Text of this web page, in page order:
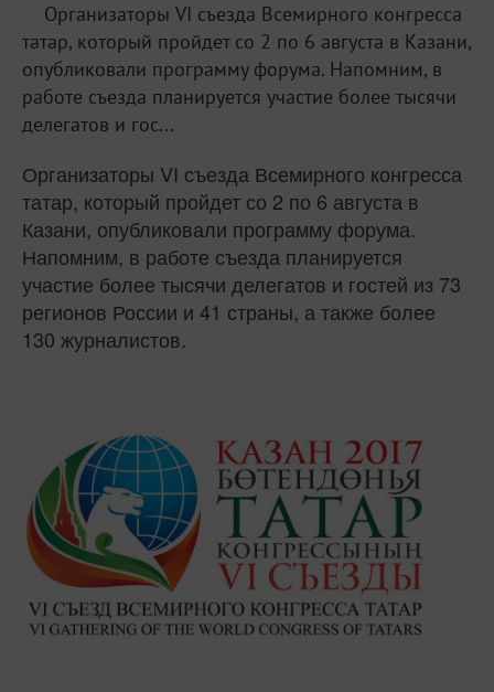
Организаторы VI съезда Всемирного конгресса
татар, который пройдет со 2 по 6 августа в Казани,
опубликовали программу форума. Напомним, в
работе съезда планируется участие более тысячи
делегатов и гос...
Организаторы VI съезда Всемирного конгресса
татар, который пройдет со 2 по 6 августа в
Казани, опубликовали программу форума.
Напомним, в работе съезда планируется
участие более тысячи делегатов и гостей из 73
регионов России и 41 страны, а также более
130 журналистов.